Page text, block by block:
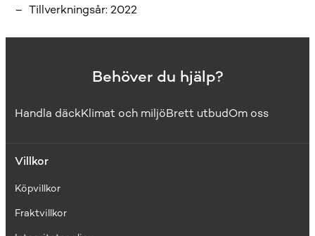
Tillverkningsår:2022
Behöver du hjälp?
Handla däckKlimat och miljöBrett utbudOm oss
Villkor
Köpvillkor
Fraktvillkor